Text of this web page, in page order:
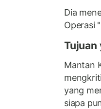
Dia
Operasi
Tujuan
Mantan
yang
siapa